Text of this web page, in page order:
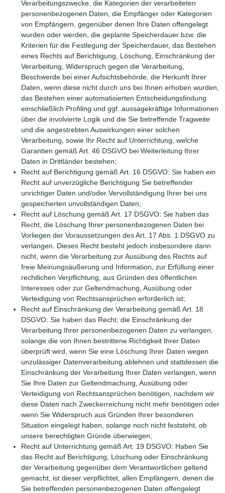
Verarbeitungszwecke, die Kategorien der verarbeiteten
personenbezogenen Daten, die Empfänger oder Kategorien
von Empfängern, gegenüber denen Ihre Daten offengelegt
wurden oder werden, die geplante Speicherdauer bzw. die
Kriterien für die Festlegung der Speicherdauer, das Bestehen
eines Rechts auf Berichtigung, Löschung, Einschränkung der
Verarbeitung, Widerspruch gegen die Verarbeitung,
Beschwerde bei einer Aufsichtsbehörde, die Herkunft Ihrer
Daten, wenn diese nicht durch uns bei Ihnen erhoben wurden,
das Bestehen einer automatisierten Entscheidungsfindung
einschließlich Profiling und ggf. aussagekräftige Informationen
über die involvierte Logik und die Sie betreffende Tragweite
und die angestrebten Auswirkungen einer solchen
Verarbeitung, sowie Ihr Recht auf Unterrichtung, welche
Garantien gemäß Art. 46 DSGVO bei Weiterleitung Ihrer
Daten in Drittländer bestehen;
Recht auf Berichtigung gemäß Art. 16 DSGVO: Sie haben ein
Recht auf unverzügliche Berichtigung Sie betreffender
unrichtiger Daten und/oder Vervollständigung Ihrer bei uns
gespeicherten unvollständigen Daten;
Recht auf Löschung gemäß Art. 17 DSGVO: Sie haben das
Recht, die Löschung Ihrer personenbezogenen Daten bei
Vorliegen der Voraussetzungen des Art. 17 Abs. 1 DSGVO zu
verlangen. Dieses Recht besteht jedoch insbesondere dann
nicht, wenn die Verarbeitung zur Ausübung des Rechts auf
freie Meinungsäußerung und Information, zur Erfüllung einer
rechtlichen Verpflichtung, aus Gründen des öffentlichen
Interesses oder zur Geltendmachung, Ausübung oder
Verteidigung von Rechtsansprüchen erforderlich ist;
Recht auf Einschränkung der Verarbeitung gemäß Art. 18
DSGVO: Sie haben das Recht, die Einschränkung der
Verarbeitung Ihrer personenbezogenen Daten zu verlangen,
solange die von Ihnen bestrittene Richtigkeit Ihrer Daten
überprüft wird, wenn Sie eine Löschung Ihrer Daten wegen
unzulässiger Datenverarbeitung ablehnen und stattdessen die
Einschränkung der Verarbeitung Ihrer Daten verlangen, wenn
Sie Ihre Daten zur Geltendmachung, Ausübung oder
Verteidigung von Rechtsansprüchen benötigen, nachdem wir
diese Daten nach Zweckerreichung nicht mehr benötigen oder
wenn Sie Widerspruch aus Gründen Ihrer besonderen
Situation eingelegt haben, solange noch nicht feststeht, ob
unsere berechtigten Gründe überwiegen;
Recht auf Unterrichtung gemäß Art. 19 DSGVO: Haben Sie
das Recht auf Berichtigung, Löschung oder Einschränkung
der Verarbeitung gegenüber dem Verantwortlichen geltend
gemacht, ist dieser verpflichtet, allen Empfängern, denen die
Sie betreffenden personenbezogenen Daten offengelegt